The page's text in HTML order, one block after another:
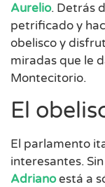
Aurelio. Detrás
petrificado y
obelisco y
miradas que le
Montecitorio.
El
El parlamento
interesantes.
Adrianoestá a